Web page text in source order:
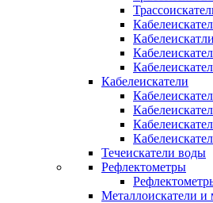
Кабелеискатели
Течеискатели воды
Рефлектометры
Металлоискатели и